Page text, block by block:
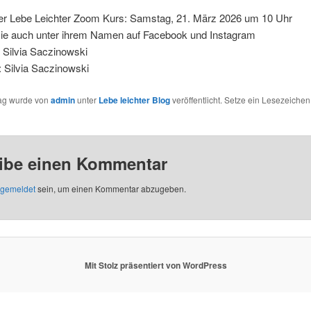
Lebe Leichter Zoom Kurs: Samstag, 21. März 2026 um 10 Uhr
auch unter ihrem Namen auf Facebook und Instagram
Silvia Saczinowski
Silvia Saczinowski
wurde von adminunter Lebe leichter Blogveröffentlicht. Setze ein
einen Kommentar
sein, um einen Kommentar abzugeben.
Mit Stolz präsentiert von WordPress